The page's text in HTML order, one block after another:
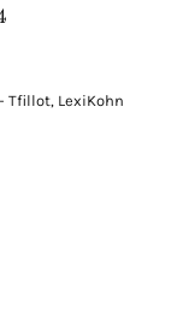
Tfillot, LexiKohn